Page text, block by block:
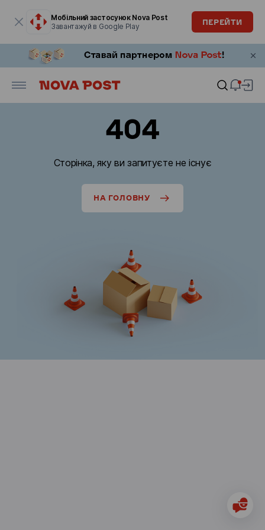
Мобільний застосунок Nova Post
Завантажуй в Google Play
ПЕРЕЙТИ
404
Сторінка, яку ви запитуєте не існує
НА ГОЛОВНУ